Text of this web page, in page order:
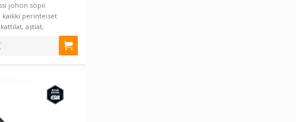
johon sopii
kaikki perinteiset
astiat,